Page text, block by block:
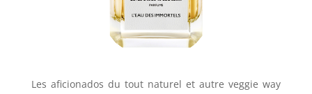
Les aficionados du tout naturel et autre veggie way